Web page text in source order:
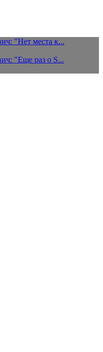
"Нет места к...
"Еще раз о S...